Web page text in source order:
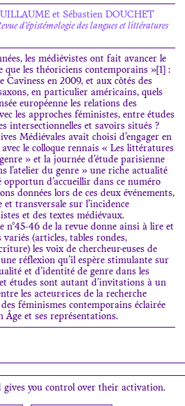
et Sébastien DOUCHET
d’épistémologie des langues et littératures
les médiévistes ont fait avancer le
les théoriciens contemporains »[1] :
Caviness en 2009, et aux côtés des
en particulier américains, quels
européenne les relations des
les approches féministes, entre études
intersectionnelles et savoirs situés ?
Médiévales avait choisi d’engager en
le colloque rennais « Les littératures
» et la journée d’étude parisienne
l’atelier du genre » une riche actualité
opportun d’accueillir dans ce numéro
données lors de ces deux événements,
transversale sur l’incidence
et des textes médiévaux.
n°45-46 de la revue donne ainsi à lire et
(articles, tables rondes,
les voix de chercheur·euses de
réflexion qu’il espère stimulante sur
et d’identité de genre dans les
études sont autant d’invitations à un
les acteur·rices de la recherche
féminismes contemporains éclairée
Âge et ses représentations.
gives you control over their activation.